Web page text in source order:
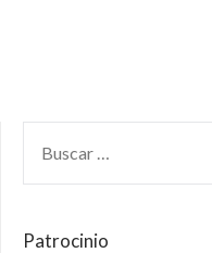
Patrocinio